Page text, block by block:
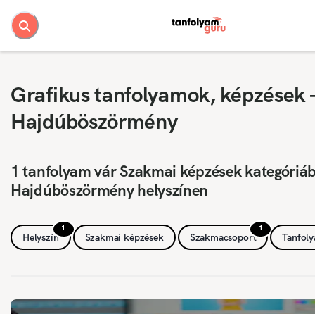
Grafikus tanfolyamok, képzések
Hajdúböszörmény
1 tanfolyam vár Szakmai képzések
Hajdúböszörmény helyszínen
1
Helyszín Szakmai képzések
1
Szakmacsoport